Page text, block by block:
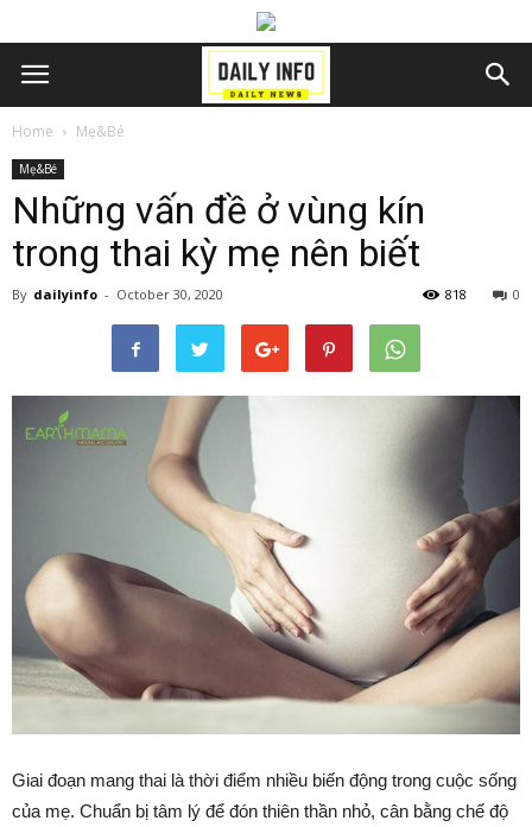
Home Mẹ&Bé
Mẹ&Bé
Những vấn đề ở vùng kín
trong thai kỳ mẹ nên biết
By dailyinfo - October 30, 2020 0
818
Giai đoạn mang thai là thời điểm nhiều biến động trong cuộc sống
của mẹ. Chuẩn bị tâm lý để đón thiên thần nhỏ, cân bằng chế độ